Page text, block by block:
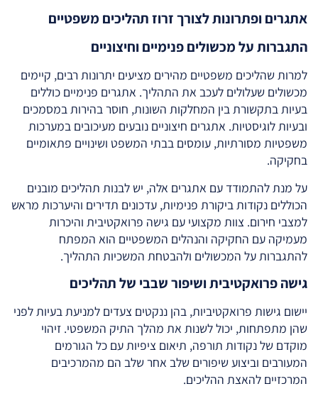
אתגרים ופתרונות לצורך זרוז תהליכים משפטיים
התגברות על מכשולים פנימיים וחיצוניים
למרות שהליכים משפטיים מהירים מציעים יתרונות רבים, קיימים
מכשולים שעלולים לעכב את התהליך. אתגרים פנימיים כוללים
בעיות בתקשורת בין המחלקות השונות, חוסר בהירות במסמכים
ובעיות לוגיסטיות. אתגרים חיצוניים נובעים מעיכובים במערכות
משפטיות מסורתיות, עומסים בבתי המשפט ושינויים פתאומיים
בחקיקה.
על מנת להתמודד עם אתגרים אלה, יש לבנות תהליכים מובנים
הכוללים נקודות ביקורת פנימיות, עדכונים תדירים והיערכות מראש
למצבי חירום. צוות מקצועי עם גישה פרואקטיבית והיכרות
מעמיקה עם החקיקה והנהלים המשפטיים הוא המפתח
להתגברות על המכשולים ולהבטחת המשכיות התהליך.
גישה פרואקטיבית ושיפור שבבי של תהליכים
יישום גישות פרואקטיביות, בהן ננקטים צעדים למניעת בעיות לפני
שהן מתפתחות, יכול לשנות את מהלך התיק המשפטי. זיהוי
מוקדם של נקודות תורפה, תיאום ציפיות עם כל הגורמים
המעורבים וביצוע שיפורים שלב אחר שלב הם מהמרכיבים
המרכזיים להאצת ההליכים.